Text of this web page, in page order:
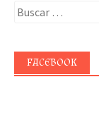
Buscar:
FACEBOOK